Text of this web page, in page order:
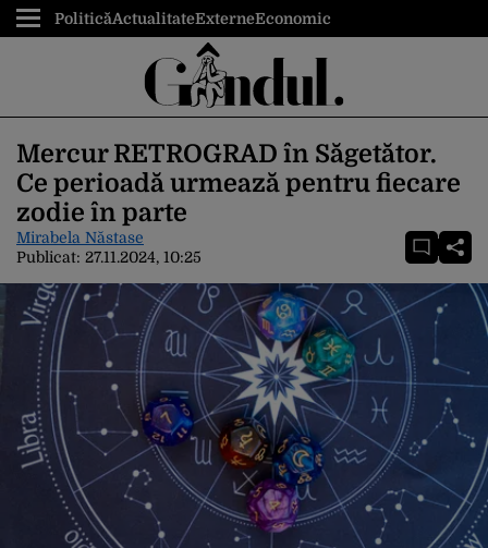
PoliticăActualitateExterneEconomic
Mercur RETROGRAD în Săgetător.
Ce perioadă urmează pentru fiecare
zodie în parte
Mirabela Năstase
Publicat: 27.11.2024, 10:25